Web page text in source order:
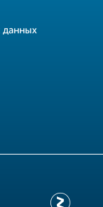
данных